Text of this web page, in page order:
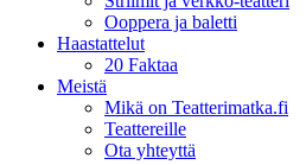
Ooppera ja baletti
Haastattelut
20 Faktaa
Meistä
Mikä on Teatterimatka.fi
Teattereille
Ota yhteyttä